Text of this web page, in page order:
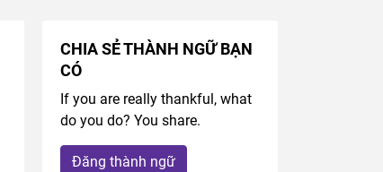
CHIA SẺ THÀNH NGỮ BẠN
CÓ
If you are really thankful, what
do you do? You share.
Đăng thành ngữ